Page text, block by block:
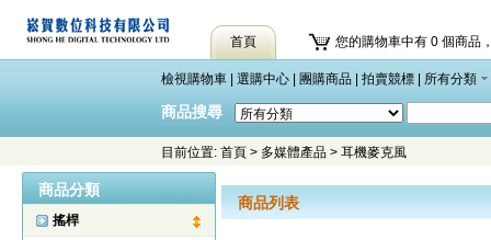
首頁 您的購物車中有 0 個商品
檢視購物車 選購中心 團購商品 拍賣競標 所有分類
商品搜尋
目前位置: 首頁 > 多媒體產品 > 耳機麥克風
商品分類
搖桿
商品列表